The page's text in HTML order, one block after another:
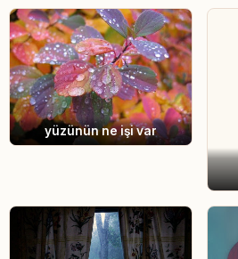
yüzünün ne işi var